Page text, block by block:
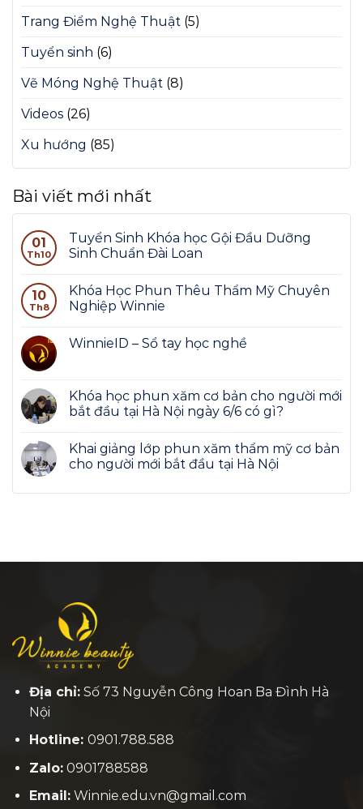
Trang Điểm Nghệ Thuật (5)
Tuyển sinh (6)
Vẽ Móng Nghệ Thuật (8)
Videos (26)
Xu hướng (85)
Bài viết mới nhất
01
Th10
Tuyển Sinh Khóa học Gội Đầu Dưỡng
Sinh Chuẩn Đài Loan
10
Th8
Khóa Học Phun Thêu Thẩm Mỹ Chuyên
Nghiệp Winnie
WinnieID – Sổ tay học nghề
Khóa học phun xăm cơ bản cho người mới
bắt đầu tại Hà Nội ngày 6/6 có gì?
Khai giảng lớp phun xăm thẩm mỹ cơ bản
cho người mới bắt đầu tại Hà Nội
Địa chỉ:Số 73 Nguyễn Công Hoan Ba Đình Hà
Nội
Hotline: 0901.788.588
Zalo:0901788588
Email:Winnie.edu.vn@gmail.com